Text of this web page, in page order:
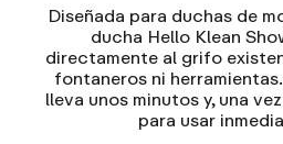
Diseñada para duchas de
ducha Hello Klean
directamente al grifo
fontaneros ni
lleva unos minutos y, una
para usar